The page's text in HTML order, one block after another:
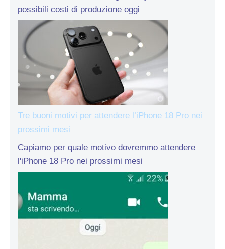
possibili costi di produzione oggi
Tre buoni motivi per attendere l’iPhone 18 Pro nei
prossimi mesi
Capiamo per quale motivo dovremmo attendere
l'iPhone 18 Pro nei prossimi mesi